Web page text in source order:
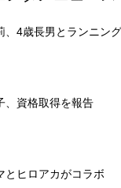
、4歳長男とランニング
、資格取得を報告
とヒロアカがコラボ